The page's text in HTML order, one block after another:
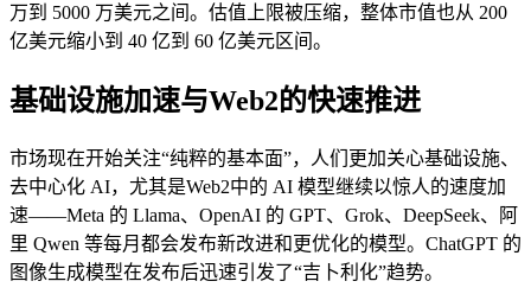
万到 5000 万美元之间。估值上限被压缩，整体市值也从 200
亿美元缩小到 40 亿到 60 亿美元区间。
基础设施加速与Web2的快速推进
市场现在开始关注“纯粹的基本面”，人们更加关心基础设施、
去中心化 AI，尤其是Web2中的 AI 模型继续以惊人的速度加
速——Meta 的 Llama、OpenAI 的 GPT、Grok、DeepSeek、阿
里 Qwen 等每月都会发布新改进和更优化的模型。ChatGPT 的
图像生成模型在发布后迅速引发了“吉卜利化”趋势。